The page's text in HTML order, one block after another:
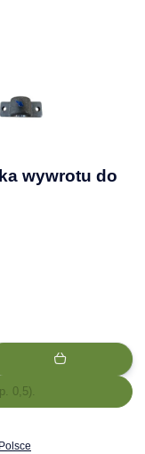
wywrotu do
0,5).